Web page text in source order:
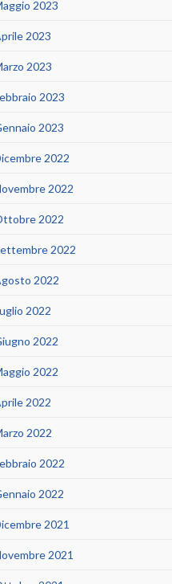
2023
2023
2023
2023
2023
2022
2022
2022
2022
2022
2022
2022
2022
2022
2022
2022
2022
2021
2021